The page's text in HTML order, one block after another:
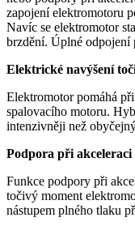
zapojení elektromotoru
Navíc se elektromotor
brzdění. Úplné odpojení
Elektrické navýšení
Elektromotor pomáhá
spalovacího motoru.
intenzivněji než
Podpora při akceleraci
Funkce podpory při
točivý moment
nástupem plného tlaku